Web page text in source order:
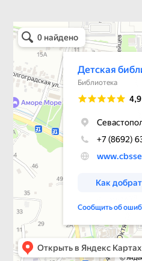
Детская библиотека-филиал № 9
Библиотека в Севастополе